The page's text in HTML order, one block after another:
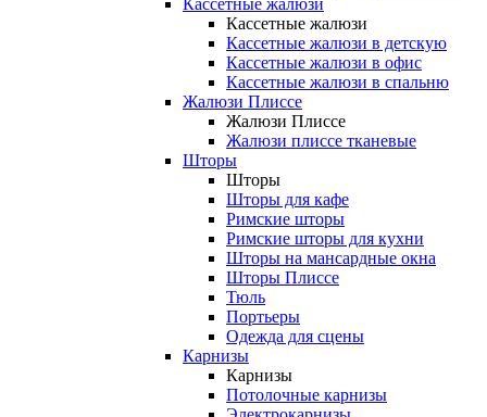
Кассетные жалюзи
Кассетные жалюзи
Кассетные жалюзи в детскую
Кассетные жалюзи в офис
Кассетные жалюзи в спальню
Жалюзи Плиссе
Жалюзи Плиссе
Жалюзи плиссе тканевые
Шторы
Шторы
Шторы для кафе
Римские шторы
Римские шторы для кухни
Шторы на мансардные окна
Шторы Плиссе
Тюль
Портьеры
Одежда для сцены
Карнизы
Карнизы
Потолочные карнизы